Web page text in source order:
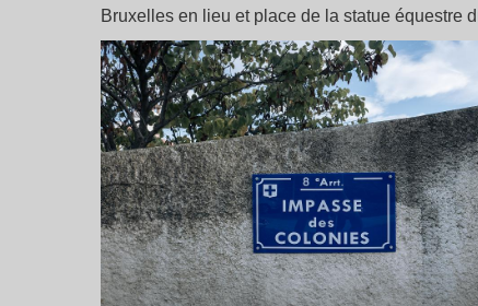
Bruxelles en lieu et place de la statue équestre